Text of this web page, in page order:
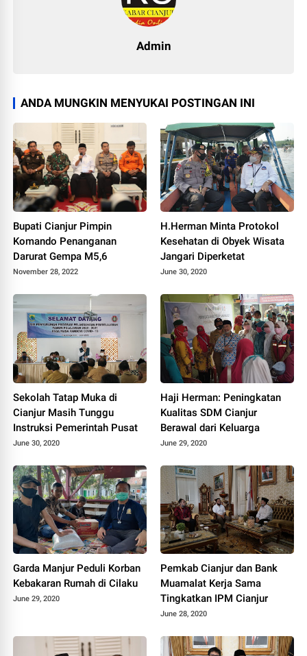
Admin
ANDA MUNGKIN MENYUKAI POSTINGAN INI
Bupati Cianjur Pimpin
Komando Penanganan
Darurat Gempa M5,6
November 28, 2022
H.Herman Minta Protokol
Kesehatan di Obyek Wisata
Jangari Diperketat
June 30, 2020
Sekolah Tatap Muka di
Cianjur Masih Tunggu
Instruksi Pemerintah Pusat
June 30, 2020
Haji Herman: Peningkatan
Kualitas SDM Cianjur
Berawal dari Keluarga
June 29, 2020
Garda Manjur Peduli Korban
Kebakaran Rumah di Cilaku
June 29, 2020
Pemkab Cianjur dan Bank
Muamalat Kerja Sama
Tingkatkan IPM Cianjur
June 28, 2020